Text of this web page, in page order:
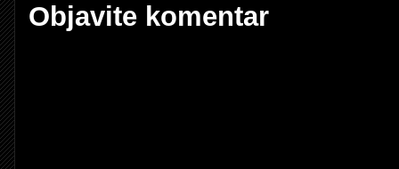
Objavite komentar